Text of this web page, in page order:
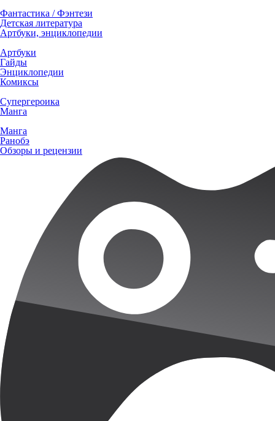
Фантастика / Фэнтези
Детская литература
Артбуки, энциклопедии
Артбуки
Гайды
Энциклопедии
Комиксы
Супергероика
Манга
Манга
Ранобэ
Обзоры и рецензии